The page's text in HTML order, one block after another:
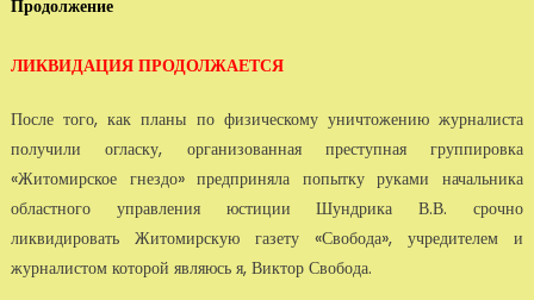
Продолжение
ЛИКВИДАЦИЯ ПРОДОЛЖАЕТСЯ
После того, как планы по физическому уничтожению журналиста
получили огласку, орга­низованная преступная группировка
«Житомирское гнездо» предприняла попытку руками начальника
областного управления юстиции Шундрика В.В. срочно
ликвидировать Жи­томирскую газету «Свобода», учредителем и
журналистом которой являюсь я, Виктор Сво­бода.